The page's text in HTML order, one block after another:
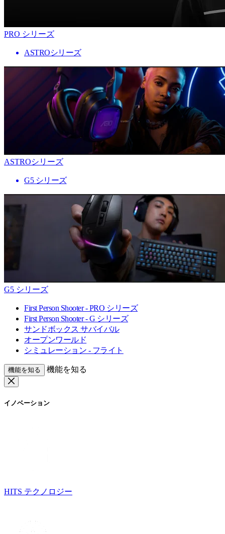
PRO シリーズ
ASTROシリーズ
ASTROシリーズ
G5 シリーズ
G5 シリーズ
First Person Shooter - PRO シリーズ
First Person Shooter - G シリーズ
サンドボックス サバイバル
オープンワールド
シミュレーション - フライト
機能を知る 機能を知る
イノベーション
HITS テクノロジー